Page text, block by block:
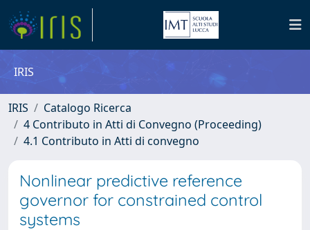
IRIS
IRIS
Catalogo Ricerca
4 Contributo in Atti di Convegno (Proceeding)
4.1 Contributo in Atti di convegno
Nonlinear predictive reference
governor for constrained control
systems